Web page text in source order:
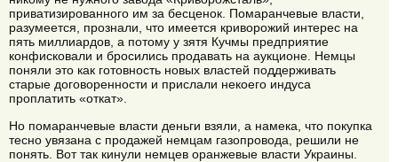
приватизированного им за бесценок. Помаранчевые власти,
разумеется, прознали, что имеется криворожий интерес на
пять миллиардов, а потому у зятя Кучмы предприятие
конфисковали и бросились продавать на аукционе. Немцы
поняли это как готовность новых властей поддерживать
старые договоренности и прислали некоего индуса
проплатить «откат».
Но помаранчевые власти деньги взяли, а намека, что покупка
тесно увязана с продажей немцам газопровода, решили не
понять. Вот так кинули немцев оранжевые власти Украины.